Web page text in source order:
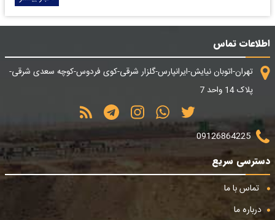
اطلاعات تماس
تهران-اتوبان نیایش-ایرانپارس-گلزار شرقی-کوی فردوس-کوچه سعدی شرقی-
پلاک 14 واحد 7
09126864225
دسترسی سریع
تماس با ما
درباره ما